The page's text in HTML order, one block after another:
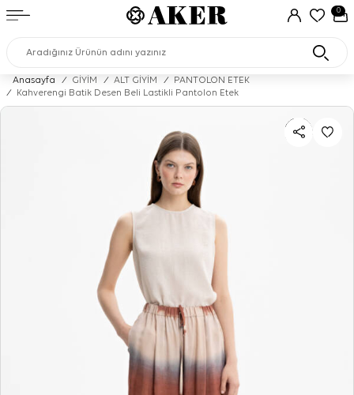
0
Anasayfa / GİYİM / ALT GİYİM /
PANTOLON ETEK
/
Kahverengi Batik Desen Beli Lastikli Pantolon Etek